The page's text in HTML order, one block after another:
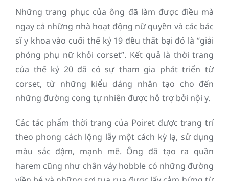
Những trang phục của ông đã làm được điều mà
ngay cả những nhà hoạt động nữ quyền và các bác
sĩ y khoa vào cuối thế kỷ 19 đều thất bại đó là “giải
phóng phụ nữ khỏi corset”. Kết quả là thời trang
của thế kỷ 20 đã có sự tham gia phát triển từ
corset, từ những kiểu dáng nhân tạo cho đến
những đường cong tự nhiên được hỗ trợ bởi nội y.
Các tác phẩm thời trang của Poiret được trang trí
theo phong cách lộng lẫy một cách kỳ lạ, sử dụng
màu sắc đậm, mạnh mẽ. Ông đã tạo ra quần
harem cũng như chân váy hobble có những đường